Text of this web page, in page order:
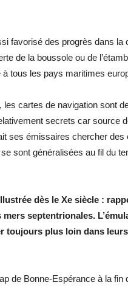
favorisé des progrès dans
de la boussole ou de
tous les pays maritimes
cartes de navigation sont
secrets car source
ses émissaires chercher
sont généralisées au fil du
dès le Xe siècle :
septentrionales.
toujours plus loin dans
de Bonne-Espérance à la fin